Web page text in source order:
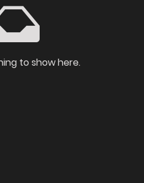
to show here.